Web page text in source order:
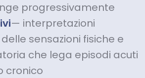
progressivamente
— interpretazioni
sensazioni fisiche e
che lega episodi acuti
cronico